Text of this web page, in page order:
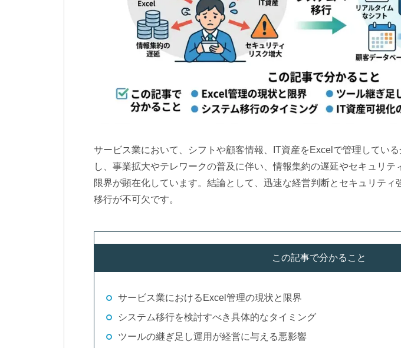
サービス業において、シフトや顧客情報、IT資産をExcelで管理してい
し、事業拡大やテレワークの普及に伴い、情報集約の遅延やセキュリ
限界が顕在化しています。結論として、迅速な経営判断とセキュリテ
移行が不可欠です。
この記事で分かること
サービス業におけるExcel管理の現状と限界
システム移行を検討すべき具体的なタイミング
ツールの継ぎ足し運用が経営に与える悪影響